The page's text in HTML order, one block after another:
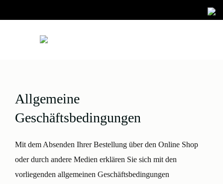
Inhalt
Allgemeine
Geschäftsbedingungen
Mit dem Absenden Ihrer Bestellung über den Online Shop
oder durch andere Medien erklären Sie sich mit den
vorliegenden allgemeinen Geschäftsbedingungen